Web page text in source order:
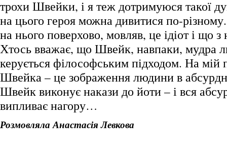
трохи Швейки, і я теж дотримуюся такої
на цього героя можна дивитися по-
на нього поверхово, мовляв, це ідіот і що з
Хтось вважає, що Швейк, навпаки, мудра
керується філософським підходом. На мій
Швейка – це зображення людини в
Швейк виконує накази до йоти – і вся
випливає нагору…
Розмовляла Анастасія Левкова